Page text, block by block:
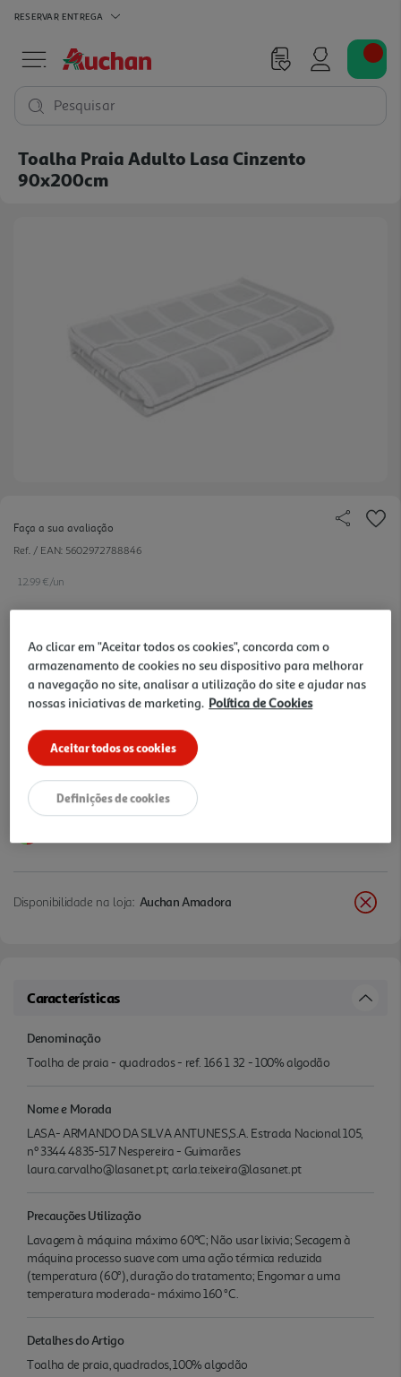
RESERVAR ENTREGA
Pesquisar
Toalha Praia Adulto Lasa Cinzento
90x200cm
Faça a sua avaliação
Ref. / EAN: 5602972788846
12.99 €/un
12,99 €
Notas de preparação
Disponibilidade na loja: Auchan Amadora
Características
Denominação
Toalha de praia - quadrados - ref. 166 1 32 - 100% algodão
Nome e Morada
LASA- ARMANDO DA SILVA ANTUNES,S.A. Estrada Nacional 105,
nº 3344 4835-517 Nespereira - Guimarães
laura.carvalho@lasanet.pt; carla.teixeira@lasanet.pt
Precauções Utilização
Lavagem à máquina máximo 60ºC; Não usar lixivia; Secagem à
máquina processo suave com uma ação térmica reduzida
(temperatura (60°), duração do tratamento; Engomar a uma
temperatura moderada- máximo 160 °C.
Detalhes do Artigo
Toalha de praia, quadrados, 100% algodão
Ao clicar em "Aceitar todos os cookies", concorda com o
armazenamento de cookies no seu dispositivo para melhorar
a navegação no site, analisar a utilização do site e ajudar nas
nossas iniciativas de marketing. Política de Cookies
Aceitar todos os cookies
Definições de cookies